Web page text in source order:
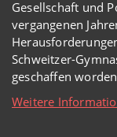
Gesellschaft und
vergangenen
Schweitzer-
geschaffen worden
Weitere